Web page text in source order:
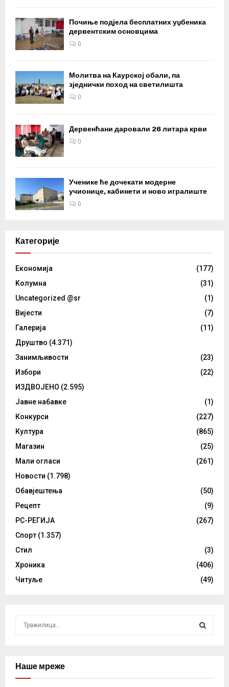
Почиње подјела бесплатних уџбеника
дервентским основцима
0
Молитва на Каурској обали, па
зједнички поход на светилишта
0
Дервенћани даровали 26 литара крви
0
Ученике ће дочекати модерне
учионице, кабинети и ново игралиште
0
Категорије
Eкономија
(177)
Kолумнa
(31)
Uncategorized @sr
(1)
Вијести
(7)
Галерија
(11)
Друштво (4.371)
Занимљивости
(23)
Избори
(22)
ИЗДВОЈЕНО (2.595)
Јавне набавке
(1)
Конкурси
(227)
Култура
(865)
Магазин
(25)
Мали огласи
(261)
Новости (1.798)
Обавјештења
(50)
Рецепт
(9)
РС-РЕГИЈА
(267)
Спорт (1.357)
Стил
(3)
Хроника
(406)
Читуље
(49)
cНаше мреже